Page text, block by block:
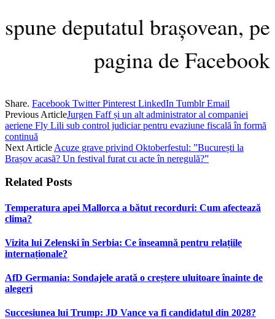
spune deputatul brașovean, pe
pagina de Facebook
Share. Facebook Twitter Pinterest LinkedIn Tumblr Email
Previous ArticleJurgen Faff și un alt administrator al companiei
aeriene Fly Lili sub control judiciar pentru evaziune fiscală în formă
continuă
Next Article Acuze grave privind Oktoberfestul: ”București la
Brașov acasă? Un festival furat cu acte în neregulă?”
Related Posts
Temperatura apei Mallorca a bătut recorduri: Cum afectează
clima?
Vizita lui Zelenski în Serbia: Ce înseamnă pentru relațiile
internaționale?
AfD Germania: Sondajele arată o creștere uluitoare înainte de
alegeri
Succesiunea lui Trump: JD Vance va fi candidatul din 2028?